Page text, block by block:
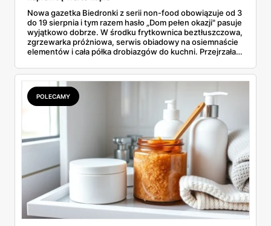
Nowa gazetka Biedronki z serii non-food obowiązuje od 3
do 19 sierpnia i tym razem hasło „Dom pełen okazji" pasuje
wyjątkowo dobrze. W środku frytkownica beztłuszczowa,
zgrzewarka próżniowa, serwis obiadowy na osiemnaście
elementów i cała półka drobiazgów do kuchni. Przejrzałam
się przy półce z samego rana.
POLECAMY